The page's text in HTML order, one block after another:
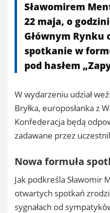
Sławomirem
22 maja, o
Głównym Rynku
spotkanie w
pod hasłem
W wydarzeniu udział
Bryłka, europosłanka z
Konfederacja będą
zadawane przez
Nowa formuła
Jak podkreśla Sławomir
otwartych spotkań
sygnałach od